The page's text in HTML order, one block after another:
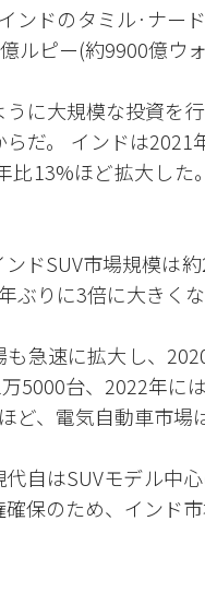
ンドのタミル·ナー
ルピー(約9900億ウ
に大規模な投資を
らだ。 インドは
比13%ほど拡大し
ドSUV市場規模は
ぶりに3倍に大きくな
も急速に拡大し、
5000台、2022年に
ど、電気自動車市場
代自はSUVモデル中
保のため、インド